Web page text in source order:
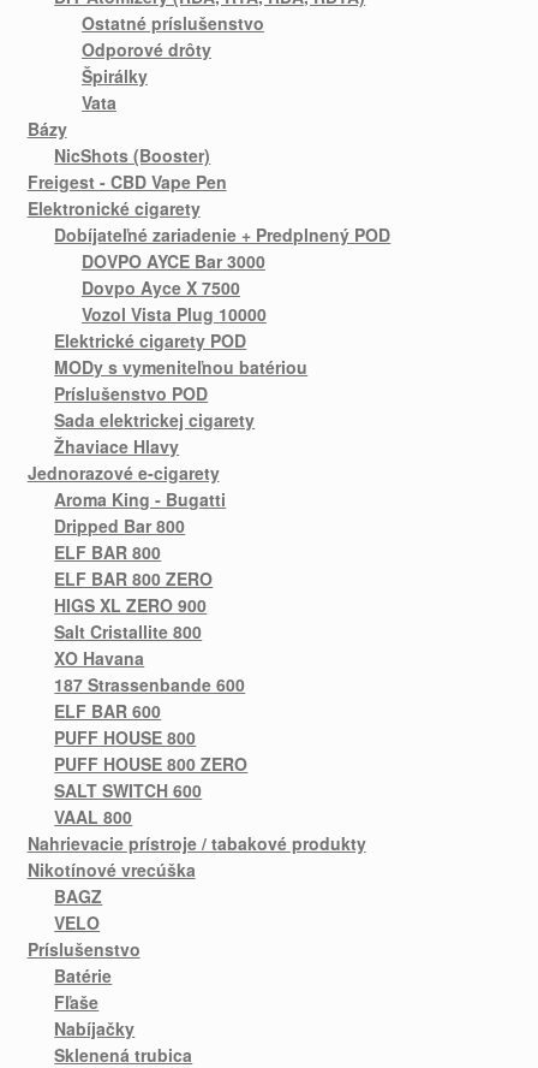
Ostatné príslušenstvo
Odporové drôty
Špirálky
Vata
Bázy
NicShots (Booster)
Freigest - CBD Vape Pen
Elektronické cigarety
Dobíjateľné zariadenie + Predplnený POD
DOVPO AYCE Bar 3000
Dovpo Ayce X 7500
Vozol Vista Plug 10000
Elektrické cigarety POD
MODy s vymeniteľnou batériou
Príslušenstvo POD
Sada elektrickej cigarety
Žhaviace Hlavy
Jednorazové e-cigarety
Aroma King - Bugatti
Dripped Bar 800
ELF BAR 800
ELF BAR 800 ZERO
HIGS XL ZERO 900
Salt Cristallite 800
XO Havana
187 Strassenbande 600
ELF BAR 600
PUFF HOUSE 800
PUFF HOUSE 800 ZERO
SALT SWITCH 600
VAAL 800
Nahrievacie prístroje / tabakové produkty
Nikotínové vrecúška
BAGZ
VELO
Príslušenstvo
Batérie
Fľaše
Nabíjačky
Sklenená trubica